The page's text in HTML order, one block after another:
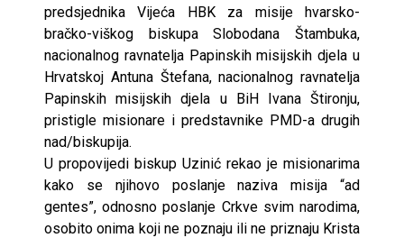
predsjednika Vijeća HBK za misije hvarsko-
bračko-viškog biskupa Slobodana Štambuka,
nacionalnog ravnatelja Papinskih misijskih djela u
Hrvatskoj Antuna Štefana, nacionalnog ravnatelja
Papinskih misijskih djela u BiH Ivana Štironju,
pristigle misionare i predstavnike PMD-a drugih
nad/biskupija.
U propovijedi biskup Uzinić rekao je misionarima
kako se njihovo poslanje naziva misija “ad
gentes”, odnosno poslanje Crkve svim narodima,
osobito onima koji ne poznaju ili ne priznaju Krista